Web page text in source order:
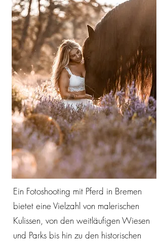
Ein Fotoshooting mit Pferd in Bremen
bietet eine Vielzahl von malerischen
Kulissen, von den weitläufigen Wiesen
und Parks bis hin zu den historischen